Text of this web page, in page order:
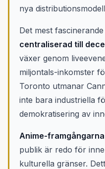
nya
Det mest
centraliserad till
växer genom
miljontals-inkomster
Toronto utmanar
inte bara industriella
demokratisering av
Anime-
publik är redo för
kulturella gränser.